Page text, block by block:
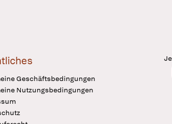
Geschäftsbedingungen
Nutzungsbedingungen